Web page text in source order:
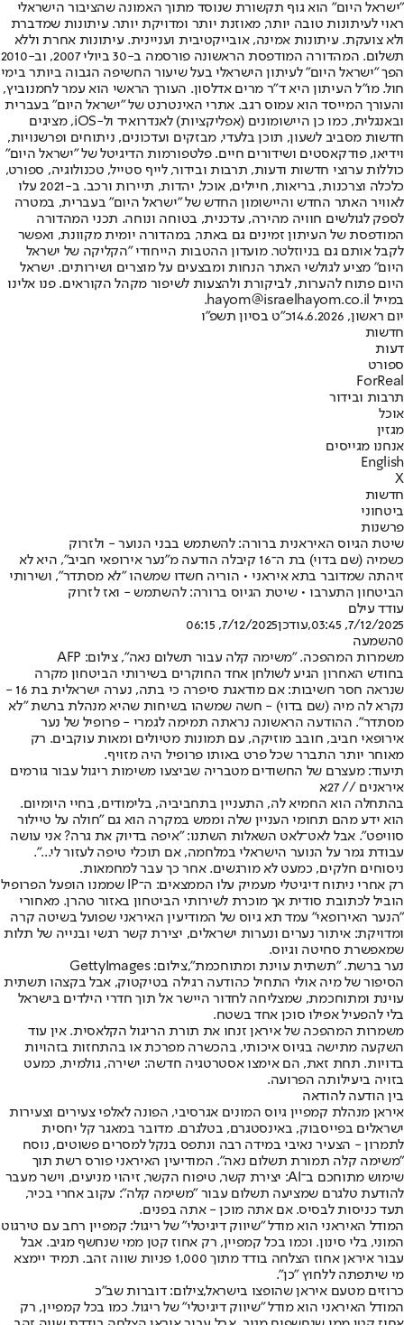
"ישראל היום" הוא גוף תקשורת שנוסד מתוך האמונה שהציבור הישראלי
ראוי לעיתונות טובה יותר, מאוזנת יותר ומדויקת יותר. עיתונות שמדברת
ולא צועקת. עיתונות אמינה, אובייקטיבית ועניינית. עיתונות אחרת וללא
תשלום. המהדורה המודפסת הראשונה פורסמה ב-30 ביולי 2007, וב-2010
הפך "ישראל היום" לעיתון הישראלי בעל שיעור החשיפה הגבוה ביותר בימי
חול. מו"ל העיתון היא ד"ר מרים אדלסון. העורך הראשי הוא עמר לחמנוביץ,
והעורך המייסד הוא עמוס רגב. אתרי האינטרנט של "ישראל היום" בעברית
ובאנגלית, כמו כן היישומונים (אפליקציות) לאנדרואיד ול-iOS, מציגים
חדשות מסביב לשעון, תוכן בלעדי, מבזקים ועדכונים, ניתוחים ופרשנויות,
וידיאו, פודקאסטים ושידורים חיים. פלטפורמות הדיגיטל של "ישראל היום"
כוללות ערוצי חדשות ודעות, תרבות ובידור, לייף סטייל, טכנולוגיה, ספורט,
כלכלה וצרכנות, בריאות, חיילים, אוכל, יהדות, תיירות ורכב. ב-2021 עלו
לאוויר האתר החדש והיישומון החדש של "ישראל היום" בעברית, במטרה
לספק לגולשים חוויה מהירה, עדכנית, בטוחה ונוחה. תכני המהדורה
המודפסת של העיתון זמינים גם באתר, במהדורה יומית מקוונת, ואפשר
לקבל אותם גם בניוזלטר. מועדון ההטבות הייחודי "הקליקה של ישראל
היום" מציע לגולשי האתר הנחות ומבצעים על מוצרים ושירותים. ישראל
היום פתוח להערות, לביקורת ולהצעות לשיפור מקהל הקוראים. פנו אלינו
במייל hayom@israelhayom.co.il.
יום ראשון, 14.6.2026
כ"ט בסיון תשפ"ו
חדשות
דעות
ספורט
ForReal
תרבות ובידור
אוכל
מגזין
אנחנו מגייסים
English
X
חדשות
ביטחוני
פרשנות
שיטת הגיוס האיראנית ברורה: להשתמש בבני הנוער - ולזרוק
כשמיה (שם בדוי) בת ה־16 קיבלה הודעה מ"נער אירופאי חביב", היא לא
זיהתה שמדובר בתא איראני • הוריה חשדו שמשהו "לא מסתדר", ושירותי
הביטחון התערבו • שיטת הגיוס ברורה: להשתמש - ואז לזרוק
עודד עילם
7/12/2025, 03:45
,עודכן7/12/2025, 06:15
0השמעה
משמרות המהפכה. "משימה קלה עבור תשלום נאה", צילום: AFP
בחודש האחרון הגיע לשולחן אחד החוקרים בשירותי הביטחון מקרה
שנראה חסר חשיבות: אם מודאגת סיפרה כי בתה, נערה ישראלית בת 16 -
נקרא לה מיה (שם בדוי) - חשה שמשהו בשיחות שהיא מנהלת ברשת "לא
מסתדר". ההודעה הראשונה נראתה תמימה לגמרי - פרופיל של נער
אירופאי חביב, חובב מוזיקה, עם תמונות מטיולים ומאות עוקבים. רק
מאוחר יותר התברר שכל פרט באותו פרופיל היה מזויף.
תיעוד: מעצרם של החשודים מטבריה שביצעו משימות ריגול עבור גורמים
איראנים // 27א
בהתחלה הוא החמיא לה, התעניין בתחביביה, בלימודים, בחיי היומיום.
הוא ידע מהם תחומי העניין שלה וממש במקרה הוא גם "חולה על טיילור
סוויפט". אבל לאט־לאט השאלות השתנו: "איפה בדיוק את גרה? אני עושה
עבודת גמר על הנוער הישראלי במלחמה, אם תוכלי טיפה לעזור לי...".
ניסוחים חלקים, כמעט לא מורגשים. אחר כך עבר למחמאות.
רק אחרי ניתוח דיגיטלי מעמיק עלו הממצאים: ה־IP שממנו הופעל הפרופיל
הוביל לכתובת סודית אך מוכרת לשירותי הביטחון באזור טהרן. מאחורי
"הנער האירופאי" עמד תא גיוס של המודיעין האיראני שפועל בשיטה קרה
ומדויקת: איתור נערים ונערות ישראלים, יצירת קשר רגשי ובנייה של תלות
שמאפשרת סחיטה וגיוס.
נער ברשת. "תשתית עוינת ומתוחכמת",צילום: GettyImages
הסיפור של מיה אולי התחיל כהודעה רגילה בטיקטוק, אבל בקצהו תשתית
עוינת ומתוחכמת, שמצליחה לחדור היישר אל תוך חדרי הילדים בישראל
בלי להפעיל אפילו סוכן אחד בשטח.
משמרות המהפכה של איראן זנחו את תורת הריגול הקלאסית. אין עוד
השקעה מתישה בגיוס איכותי, בהכשרה מפרכת או בהתחזות בזהויות
בדויות. תחת זאת, הם אימצו אסטרטגיה חדשה: ישירה, גולמית, כמעט
בזויה ביעילותה הפרועה.
בין הודעה להודאה
איראן מנהלת קמפיין גיוס המונים אגרסיבי, הפונה לאלפי צעירים וצעירות
ישראלים בפייסבוק, באינסטגרם, בטלגרם. מדובר במאגר קל יחסית
לתמרון - הצעיר נאיבי במידה רבה ונתפס בנקל למסרים פשוטים, נוסח
"משימה קלה תמורת תשלום נאה". המודיעין האיראני פורס רשת תוך
שימוש מתוחכם ב־AI: יצירת קשר, טיפוח הקשר, זיהוי מניעים, וישר מעבר
להודעת טלגרם שמציעה תשלום עבור "משימה קלה": עקוב אחרי בכיר,
תעד כניסות לבסיס. אם אתה מוכן - אתה בפנים.
המודל האיראני הוא מודל "שיווק דיגיטלי" של ריגול: קמפיין רחב עם טירגוט
המוני, בלי סינון. וכמו בכל קמפיין, רק אחוז קטן ממי שנחשף מגיב. אבל
עבור איראן אחוז הצלחה בודד מתוך 1,000 פניות שווה זהב. תמיד יימצא
מי שיתפתה ללחוץ "כן".
כרוזים מטעם איראן שהופצו בישראל,צילום: דוברות שב"כ
המודל האיראני הוא מודל "שיווק דיגיטלי" של ריגול. כמו בכל קמפיין, רק